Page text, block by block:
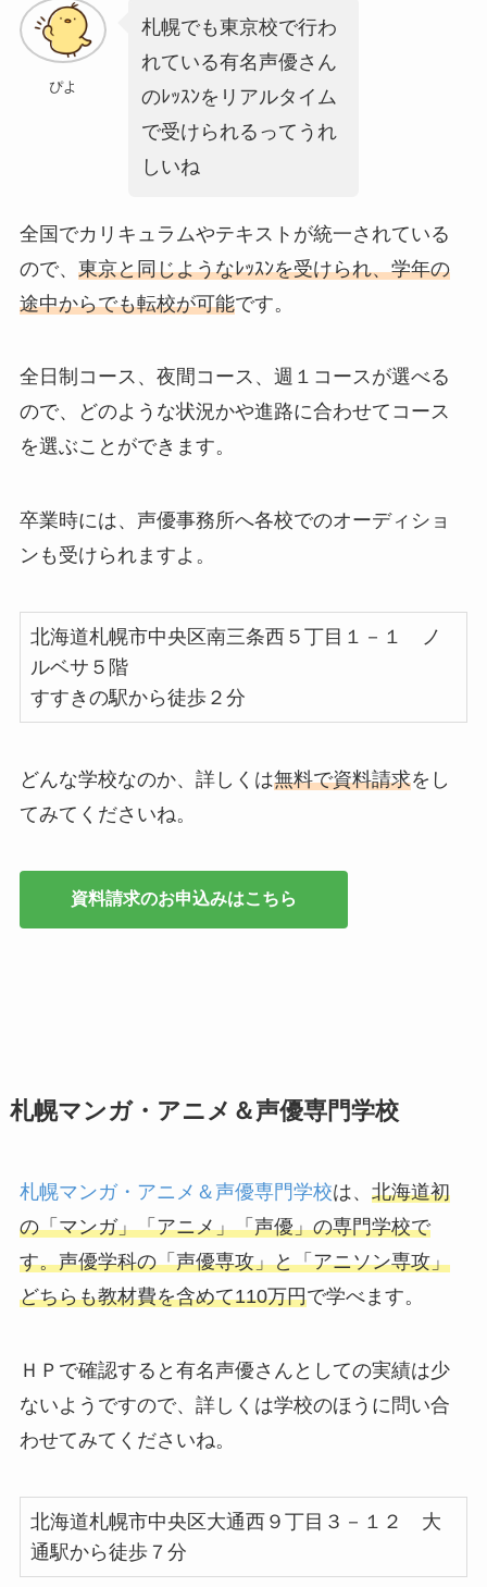
ぴよ
札幌でも東京校で行わ
れている有名声優さん
のﾚｯｽﾝをリアルタイム
で受けられるってうれ
しいね
全国でカリキュラムやテキストが統一されている
ので、 東京と同じようなﾚｯｽﾝを受けられ、学年の
途中からでも転校が可能です。
全日制コース、夜間コース、週１コースが選べる
ので、どのような状況かや進路に合わせてコース
を選ぶことができます。
卒業時には、声優事務所へ各校でのオーディショ
ンも受けられますよ。
北海道札幌市中央区南三条西５丁目１－１ ノ
ルベサ５階
すすきの駅から徒歩２分
どんな学校なのか、詳しくは無料で資料請求をし
てみてくださいね。
資料請求のお申込みはこちら
札幌マンガ・アニメ＆声優専門学校
札幌マンガ・アニメ＆声優専門学校は、 北海道初
の「マンガ」「アニメ」「声優」の専門学校で
す。声優学科の「声優専攻」と「アニソン専攻」
どちらも教材費を含めて110万円で学べます。
ＨＰで確認すると有名声優さんとしての実績は少
ないようですので、詳しくは学校のほうに問い合
わせてみてくださいね。
北海道札幌市中央区大通西９丁目３－１２ 大
通駅から徒歩７分